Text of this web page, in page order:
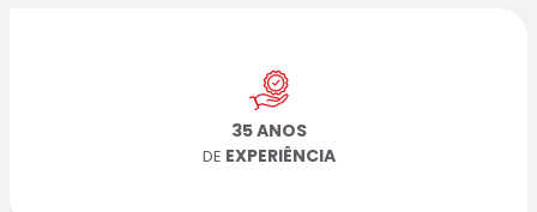
35 ANOS
DE EXPERIÊNCIA